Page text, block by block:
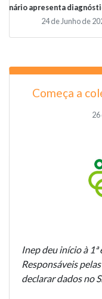
19
Começa a
26
Inep deu início à
Responsáveis
declarar dados no